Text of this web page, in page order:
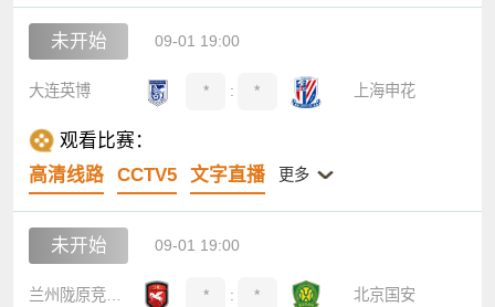
未开始 09-01 19:00
大连英博 * : * 上海申花
观看比赛：
高清线路
CCTV5 文字直播 更多
未开始 09-01 19:00
兰州陇原竞技天佑德 * : * 北京国安